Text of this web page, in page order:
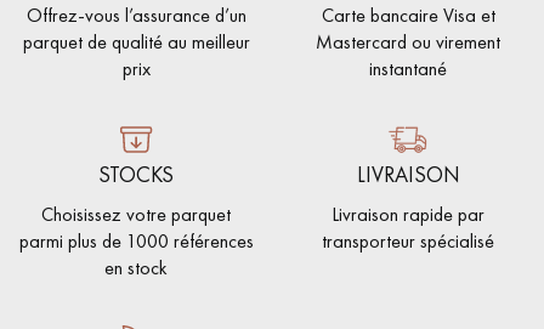
Offrez-vous l’assurance d’un
parquet de qualité au meilleur
prix
Carte bancaire Visa et
Mastercard ou virement
instantané
STOCKS
Choisissez votre parquet
parmi plus de 1000 références
en stock
LIVRAISON
Livraison rapide par
transporteur spécialisé